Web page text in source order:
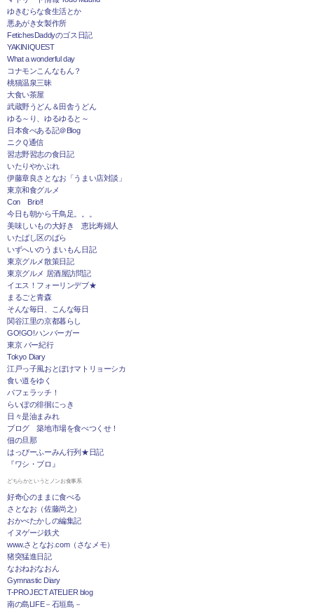
ゆきむらな食生活とか
悪あがき女製作所
FetichesDaddyのゴス日記
YAKINIQUEST
What a wonderful day
コナモンこんなもん？
桃猫温泉三昧
大食い茶屋
武蔵野うどん＆田舎うどん
ゆる～り、ゆるゆると～
日本食べある記＠Blog
ニクＱ通信
習志野習志の食日記
いたりやかぶれ
伊藤章良さとなお「うまい店対談」
東京和食グルメ
Con Brio!!
今日も朝から千鳥足。。。
美味しいもの大好き 恵比寿婦人
いたばし区のばら
いずへいのうまいもん日記
東京グルメ散策日記
東京グルメ 居酒屋訪問記
イエス！フォーリンデブ★
まるごと青森
そんな毎日、こんな毎日
関谷江里の京都暮らし
GO!GO!ハンバーガー
東京 バー紀行
Tokyo Diary
江戸っ子風おとぼけマトリョーシカ
食い道をゆく
パフェラッチ！
らいぽの徘徊にっき
日々是油まみれ
ブログ 築地市場を食べつくせ！
佃の旦那
はっぴーふーみん行列★日記
『ワシ・ブロ』
どちらかというとノンお食事系
好奇心のままに食べる
さとなお（佐藤尚之）
おかべたかしの編集記
イヌゲージ鉄犬
www.さとなお.com（さなメモ）
猪突猛進日記
なおねおなおん
Gymnastic Diary
T-PROJECT ATELIER blog
南の島LIFE－石垣島－